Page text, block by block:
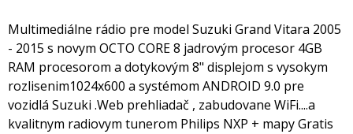
Multimediálne rádio pre model Suzuki Grand Vitara 2005
- 2015 s novym OCTO CORE 8 jadrovým procesor 4GB
RAM procesorom a dotykovým 8" displejom s vysokym
rozlisenim1024x600 a systémom ANDROID 9.0 pre
vozidlá Suzuki .Web prehliadač , zabudovane WiFi....a
kvalitnym radiovym tunerom Philips NXP + mapy Gratis